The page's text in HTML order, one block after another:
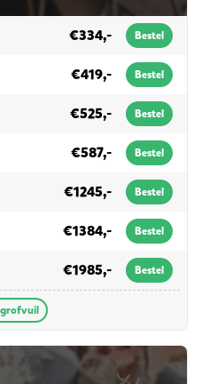
€334,- Bestel
€419,- Bestel
€525,- Bestel
€587,- Bestel
€1245,- Bestel
€1384,- Bestel
€1985,- Bestel